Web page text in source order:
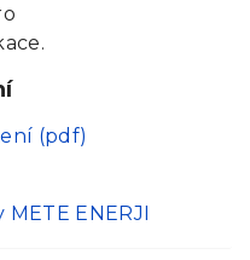
(pdf)
ENERJI